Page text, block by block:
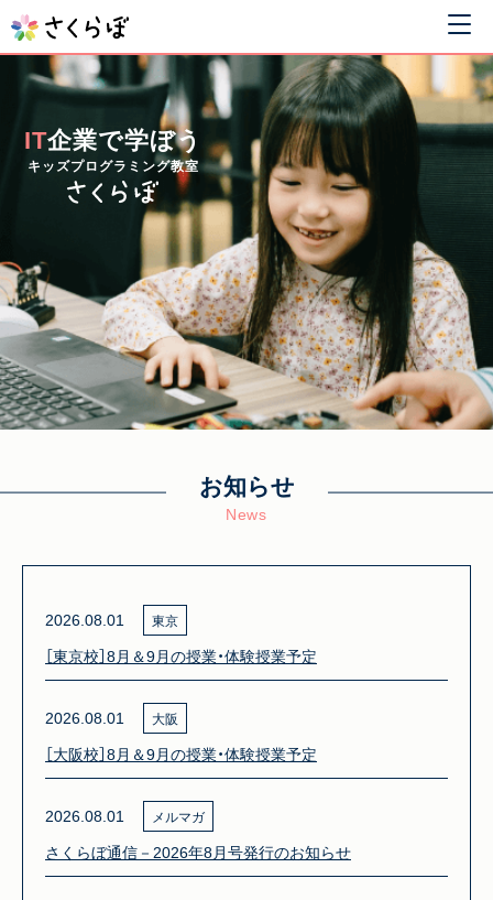
IT企業で学ぼう
キッズプログラミング教室
お知らせ
News
2026.08.01 東京
［東京校］8月＆9月の授業・体験授業予定
2026.08.01 大阪
［大阪校］8月＆9月の授業・体験授業予定
2026.08.01 メルマガ
さくらぼ通信－2026年8月号発行のお知らせ